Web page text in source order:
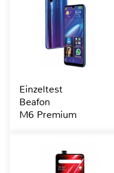
Einzeltest
Beafon
M6 Premium